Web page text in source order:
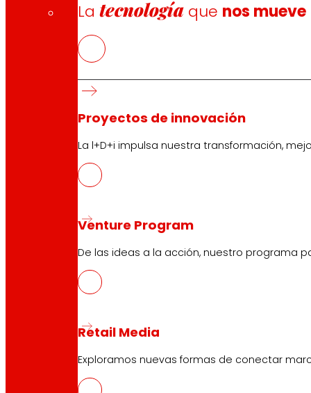
Latecnología que nos mueve
Proyectos de innovación
La l+D+i impulsa nuestra transformación,
Venture Program
De las ideas a la acción, nuestro programa
Retail Media
Exploramos nuevas formas de conectar